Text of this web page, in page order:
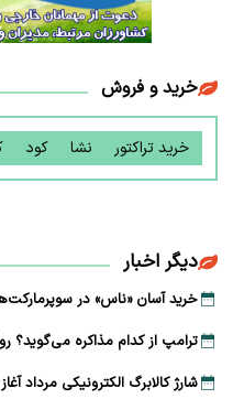
خرید و فروش
خرید تراکتور نشا کود
دیگر اخبار
خرید آسان «ناس» در
ترامپ از کدام مذاکره
شارژ کالابرگ الکترونیکی مرداد